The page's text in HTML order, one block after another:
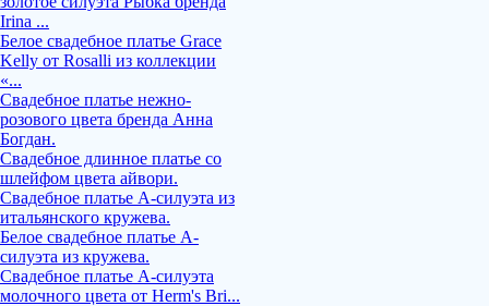
Irina ...
Белое свадебное платье Grace
Kelly от Rosalli из коллекции
«...
Свадебное платье нежно-
розового цвета бренда Анна
Богдан.
Свадебное длинное платье со
шлейфом цвета айвори.
Свадебное платье А-силуэта из
итальянского кружева.
Белое свадебное платье А-
силуэта из кружева.
Свадебное платье А-силуэта
молочного цвета от Herm's Bri...